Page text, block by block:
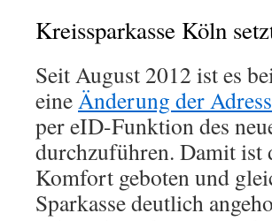
Kreissparkasse Köln
Seit August 2012 ist es
eineÄnderung der
per eID-Funktion des
durchzuführen. Damit ist
Komfort geboten und
Sparkasse deutlich